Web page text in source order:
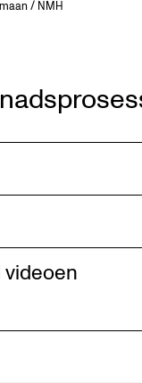
/ NMH
videoen